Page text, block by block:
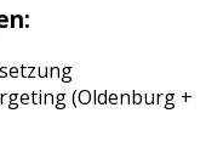
(Oldenburg +